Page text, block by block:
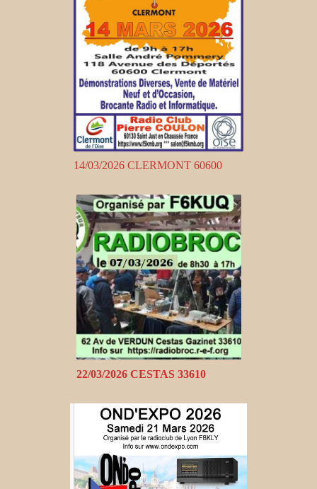
14/03/2026 CLERMONT 60600
22/03/2026 CESTAS 33610